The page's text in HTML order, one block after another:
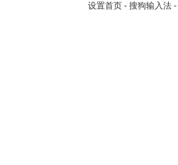
设置首页 - 搜狗输入法 -